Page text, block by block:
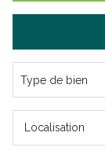
De l'immo
De l'immo
Type de bien